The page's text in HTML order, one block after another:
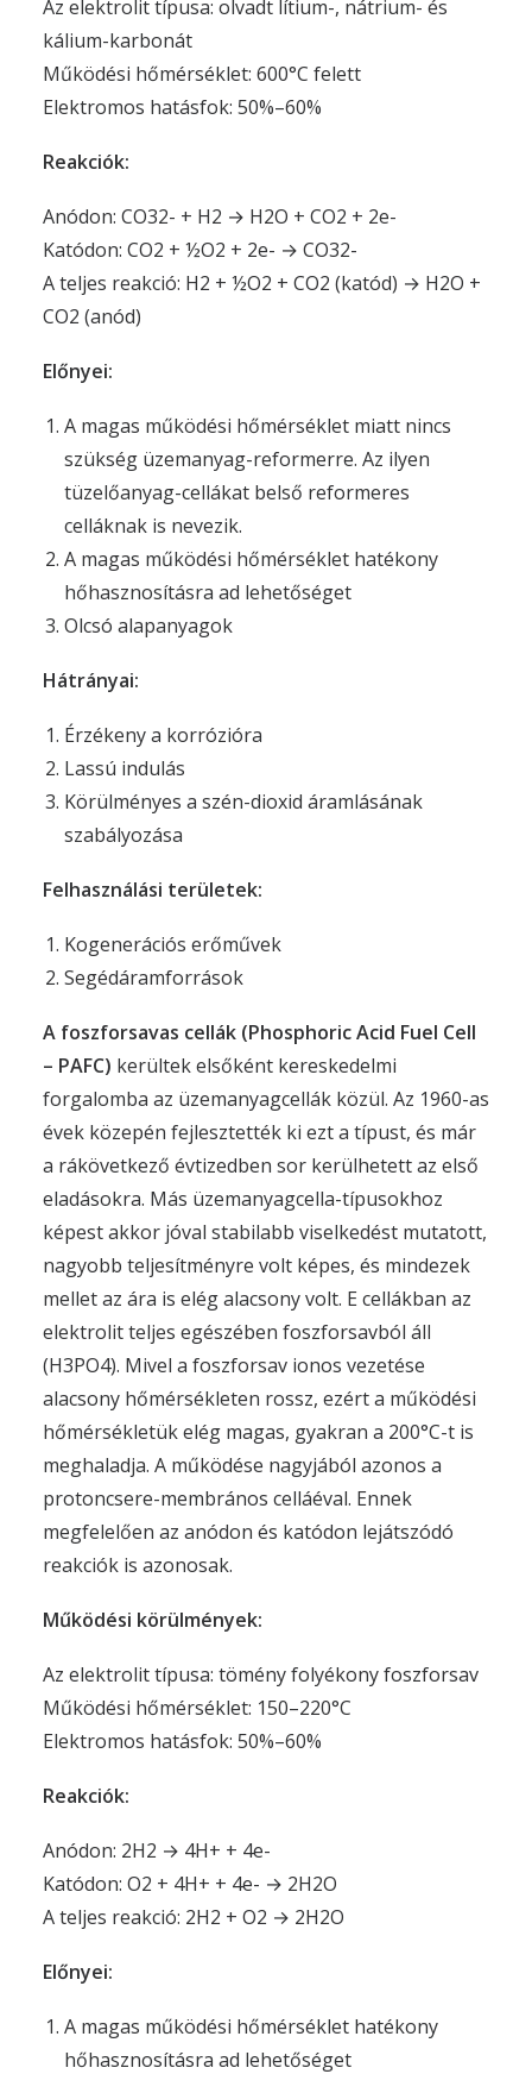
Az elektrolit típusa: olvadt lítium-, nátrium- és
kálium-karbonát
Működési hőmérséklet: 600°C felett
Elektromos hatásfok: 50%–60%
Reakciók:
Anódon: CO32- + H2 → H2O + CO2 + 2e-
Katódon: CO2 + ½O2 + 2e- → CO32-
A teljes reakció: H2 + ½O2 + CO2 (katód) → H2O +
CO2 (anód)
Előnyei:
A magas működési hőmérséklet miatt nincs
szükség üzemanyag-reformerre. Az ilyen
tüzelőanyag-cellákat belső reformeres
celláknak is nevezik.
A magas működési hőmérséklet hatékony
hőhasznosításra ad lehetőséget
Olcsó alapanyagok
Hátrányai:
Érzékeny a korrózióra
Lassú indulás
Körülményes a szén-dioxid áramlásának
szabályozása
Felhasználási területek:
Kogenerációs erőművek
Segédáramforrások
A foszforsavas cellák (Phosphoric Acid Fuel Cell
– PAFC) kerültek elsőként kereskedelmi
forgalomba az üzemanyagcellák közül. Az 1960-as
évek közepén fejlesztették ki ezt a típust, és már
a rákövetkező évtizedben sor kerülhetett az első
eladásokra. Más üzemanyagcella-típusokhoz
képest akkor jóval stabilabb viselkedést mutatott,
nagyobb teljesítményre volt képes, és mindezek
mellet az ára is elég alacsony volt. E cellákban az
elektrolit teljes egészében foszforsavból áll
(H3PO4). Mivel a foszforsav ionos vezetése
alacsony hőmérsékleten rossz, ezért a működési
hőmérsékletük elég magas, gyakran a 200°C-t is
meghaladja. A működése nagyjából azonos a
protoncsere-membrános celláéval. Ennek
megfelelően az anódon és katódon lejátszódó
reakciók is azonosak.
Működési körülmények:
Az elektrolit típusa: tömény folyékony foszforsav
Működési hőmérséklet: 150–220°C
Elektromos hatásfok: 50%–60%
Reakciók:
Anódon: 2H2 → 4H+ + 4e-
Katódon: O2 + 4H+ + 4e- → 2H2O
A teljes reakció: 2H2 + O2 → 2H2O
Előnyei:
A magas működési hőmérséklet hatékony
hőhasznosításra ad lehetőséget